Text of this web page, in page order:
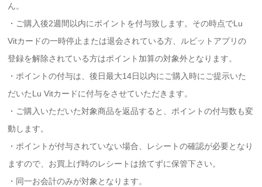
ん。
・ご購入後2週間以内にポイントを付与致します。その時点でLu
Vitカードの一時停止または退会されている方、ルビットアプリの
登録を解除されている方はポイント加算の対象外となります。
・ポイントの付与は、後日最大14日以内にご購入時にご提示いた
だいたLu Vitカードに付与をさせていただきます。
・ご購入いただいた対象商品を返品すると、ポイントの付与数も変
動します。
・ポイントが付与されていない場合、レシートの確認が必要となり
ますので、お買上げ時のレシートは捨てずに保管下さい。
・同一お会計のみが対象となります。